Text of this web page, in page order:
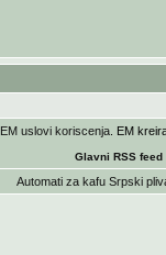
EM uslovi koriscenja . EM
Glavni RSS feed
Automati za kafu Srpski